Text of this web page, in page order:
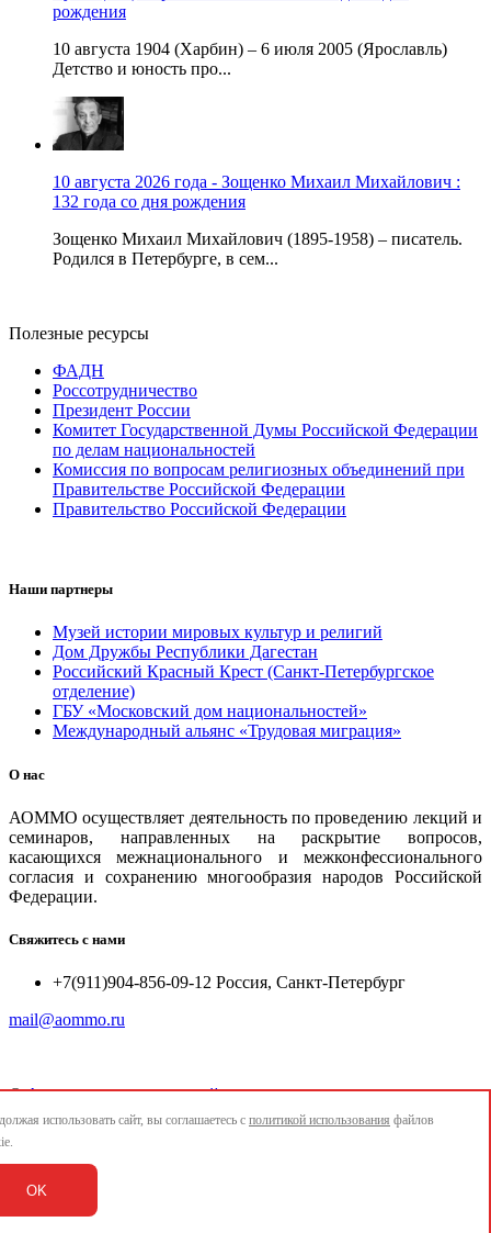
рождения
10 августа 1904 (Харбин) – 6 июля 2005 (Ярославль)
Детство и юность про...
10 августа 2026 года - Зощенко Михаил Михайлович :
132 года со дня рождения
Зощенко Михаил Михайлович (1895-1958) – писатель.
Родился в Петербурге, в сем...
Полезные ресурсы
ФАДН
Россотрудничество
Президент России
Комитет Государственной Думы Российской Федерации
по делам национальностей
Комиссия по вопросам религиозных объединений при
Правительстве Российской Федерации
Правительство Российской Федерации
Наши партнеры
Музей истории мировых культур и религий
Дом Дружбы Республики Дагестан
Российский Красный Крест (Санкт-Петербургское
отделение)
ГБУ «Московский дом национальностей»
Международный альянс «Трудовая миграция»
О нас
АОММО осуществляет деятельность по проведению лекций и
семинаров, направленных на раскрытие вопросов,
касающихся межнационального и межконфессионального
согласия и сохранению многообразия народов Российской
Федерации.
Свяжитесь с нами
+7(911)904-856-09-12 Россия, Санкт-Петербург
mail@aommo.ru
© Ассоциация организаций по реализации национальных
проектов и достижению национальных целей развития
mail@aommo.ru
использовать сайт, вы соглашаетесь с политикой использования файлов
OK